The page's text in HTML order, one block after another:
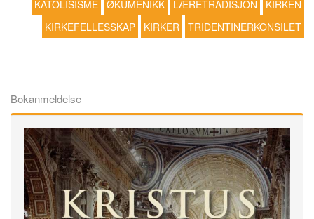
KATOLISISME ØKUMENIKK LÆRETRADISJON
KIRKEN
KIRKEFELLESSKAP
KIRKER TRIDENTINERKONSILET
Bokanmeldelse